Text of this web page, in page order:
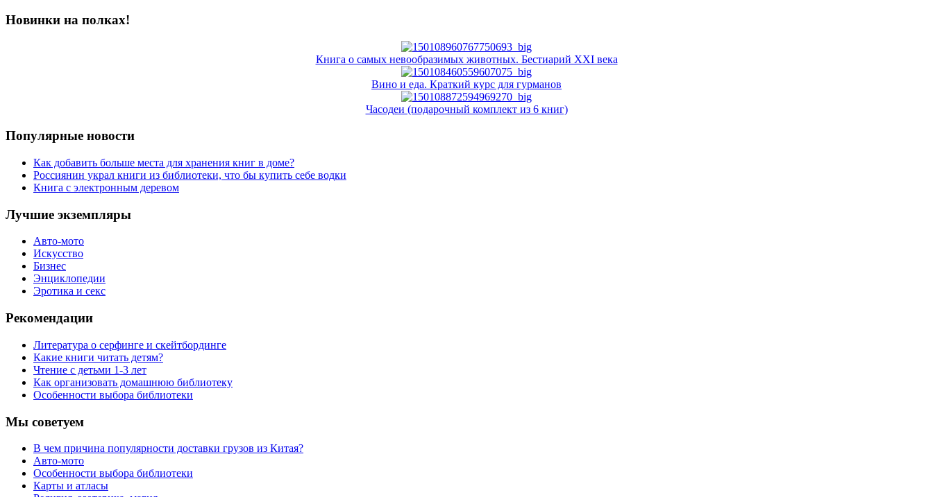
Новинки на полках!
Книга о самых невообразимых животных. Бестиарий XXI века
Вино и еда. Краткий курс для гурманов
Часодеи (подарочный комплект из 6 книг)
Популярные новости
Как добавить больше места для хранения книг в доме?
Россиянин украл книги из библиотеки, что бы купить себе водки
Книга с электронным деревом
Лучшие экземпляры
Авто-мото
Искусство
Бизнес
Энциклопедии
Эротика и секс
Рекомендации
Литература о серфинге и скейтбординге
Какие книги читать детям?
Чтение с детьми 1-3 лет
Как организовать домашнюю библиотеку
Особенности выбора библиотеки
Мы советуем
В чем причина популярности доставки грузов из Китая?
Авто-мото
Особенности выбора библиотеки
Карты и атласы